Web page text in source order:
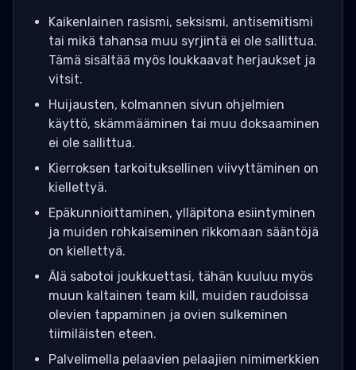
Kaikenlainen rasismi, seksismi, antisemitismi
tai mikä tahansa muu syrjintä ei ole sallittua.
Tämä sisältää myös loukkaavat herjaukset ja
vitsit.
Huijausten, kolmannen sivun ohjelmien
käyttö, skämmääminen tai muu doksaaminen
ei ole sallittua.
Kierroksen tarkoituksellinen viivyttäminen on
kiellettyä.
Epäkunnioittaminen, ylläpitona esiintyminen
ja muiden rohkaiseminen rikkomaan sääntöjä
on kiellettyä.
Älä sabotoi joukkuettasi, tähän kuuluu myös
muun kaltainen team kill, muiden raudoissa
olevien tappaminen ja ovien sulkeminen
tiimiläisten eteen.
Palvelimella pelaavien pelaajien nimimerkkien